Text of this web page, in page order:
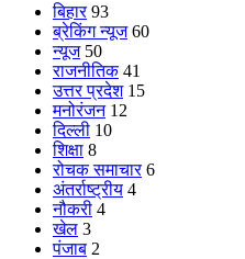
बिहार 93
ब्रेकिंग न्यूज 60
न्यूज 50
राजनीतिक 41
उत्तर प्रदेश 15
मनोरंजन 12
दिल्ली 10
शिक्षा 8
रोचक समाचार 6
अंतर्राष्ट्रीय 4
नौकरी 4
खेल 3
पंजाब 2